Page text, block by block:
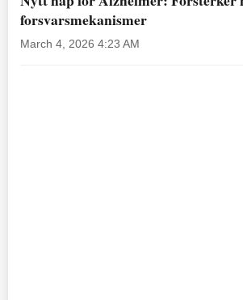
forsvarsmekanismer
March 4, 2026 4:23 AM